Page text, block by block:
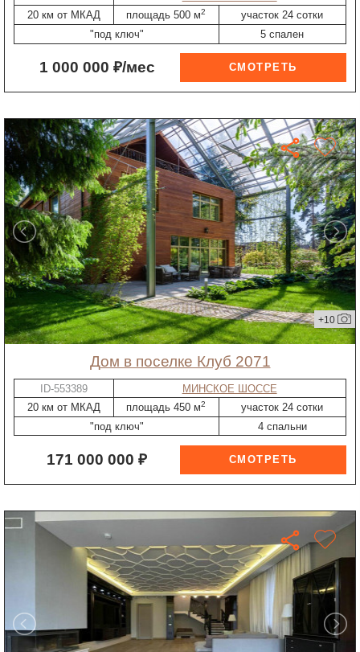
20 км от МКАД
площадь 500 м2
участок 24 сотки
"под ключ"
5 спален
1 000 000 ₽/мес
+10
дом в поселке Клуб 2071
ID-553389
МИНСКОЕ ШОССЕ
20 км от МКАД
площадь 450 м2
участок 24 сотки
"под ключ"
4 спальни
171 000 000 ₽